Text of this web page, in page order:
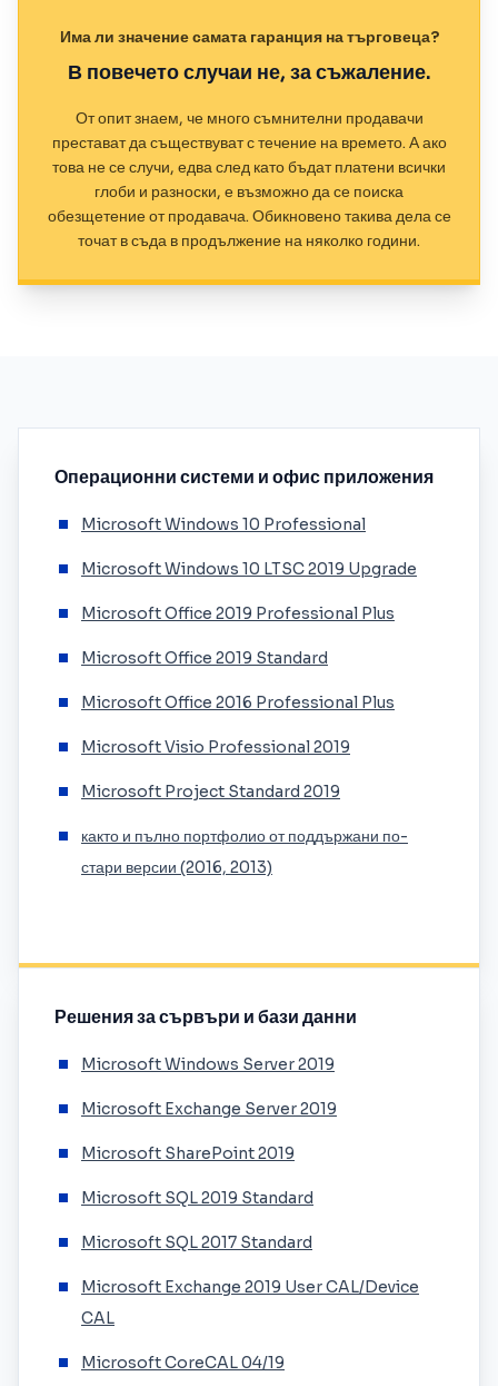
Има ли значение самата гаранция на търговеца?
В повечето случаи не, за съжаление.
От опит знаем, че много съмнителни продавачи
престават да съществуват с течение на времето. А ако
това не се случи, едва след като бъдат платени всички
глоби и разноски, е възможно да се поиска
обезщетение от продавача. Обикновено такива дела се
точат в съда в продължение на няколко години.
Операционни системи и офис приложения
Microsoft Windows 10 Professional
Microsoft Windows 10 LTSC 2019 Upgrade
Microsoft Office 2019 Professional Plus
Microsoft Office 2019 Standard
Microsoft Office 2016 Professional Plus
Microsoft Visio Professional 2019
Microsoft Project Standard 2019
както и пълно портфолио от поддържани по-
стари версии (2016, 2013)
Решения за сървъри и бази данни
Microsoft Windows Server 2019
Microsoft Exchange Server 2019
Microsoft SharePoint 2019
Microsoft SQL 2019 Standard
Microsoft SQL 2017 Standard
Microsoft Exchange 2019 User CAL/Device
CAL
Microsoft CoreCAL 04/19